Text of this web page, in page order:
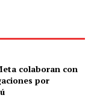
colaboran con
por